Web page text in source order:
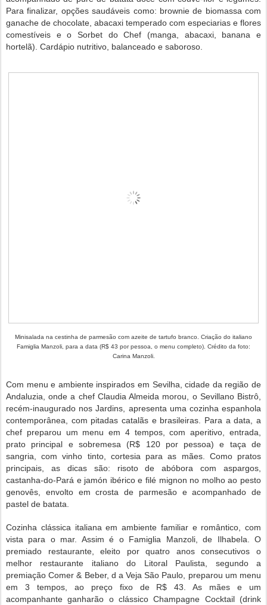
Para finalizar, opções saudáveis como: brownie de biomassa com
ganache de chocolate, abacaxi temperado com especiarias e flores
comestíveis e o Sorbet do Chef (manga, abacaxi, banana e
hortelã). Cardápio nutritivo, balanceado e saboroso.
Minisalada na cestinha de parmesão com azeite de tartufo branco. Criação do italiano
Famiglia Manzoli, para a data (R$ 43 por pessoa, o menu completo). Crédito da foto:
Carina Manzoli.
Com menu e ambiente inspirados em Sevilha, cidade da região de
Andaluzia, onde a chef Claudia Almeida morou, o Sevillano Bistrô,
recém-inaugurado nos Jardins, apresenta uma cozinha espanhola
contemporânea, com pitadas catalãs e brasileiras. Para a data, a
chef preparou um menu em 4 tempos, com aperitivo, entrada,
prato principal e sobremesa (R$ 120 por pessoa) e taça de
sangria, com vinho tinto, cortesia para as mães. Como pratos
principais, as dicas são: risoto de abóbora com aspargos,
castanha-do-Pará e jamón ibérico e filé mignon no molho ao pesto
genovês, envolto em crosta de parmesão e acompanhado de
pastel de batata.
Cozinha clássica italiana em ambiente familiar e romântico, com
vista para o mar. Assim é o Famiglia Manzoli, de Ilhabela. O
premiado restaurante, eleito por quatro anos consecutivos o
melhor restaurante italiano do Litoral Paulista, segundo a
premiação Comer & Beber, d a Veja São Paulo, preparou um menu
em 3 tempos, ao preço fixo de R$ 43. As mães e um
acompanhante ganharão o clássico Champagne Cocktail (drink